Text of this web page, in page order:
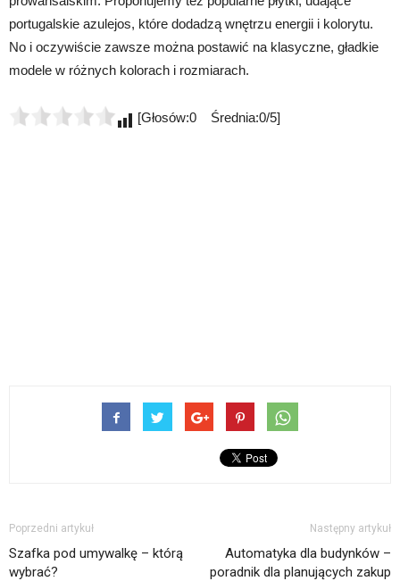
portugalskie azulejos, które dodadzą wnętrzu energii i kolorytu.
No i oczywiście zawsze można postawić na klasyczne, gładkie
modele w różnych kolorach i rozmiarach.
[Głosów:0 Średnia:0/5]
Poprzedni artykuł
Szafka pod umywalkę – którą
wybrać?
Następny artykuł
Automatyka dla budynków –
poradnik dla planujących zakup